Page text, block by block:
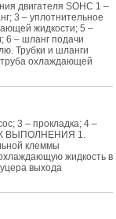
двигателя SOHC 1 –
3 – уплотнительное
жидкости; 5 –
6 – шланг подачи
Трубки и шланги
охлаждающей
3 – прокладка; 4 –
ВЫПОЛНЕНИЯ 1.
клеммы
жидкость в
выхода